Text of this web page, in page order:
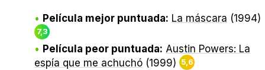
Película mejor puntuada: La máscara (1994)
7,3
Película peor puntuada: Austin Powers: La
espía que me achuchó (1999) 5,6